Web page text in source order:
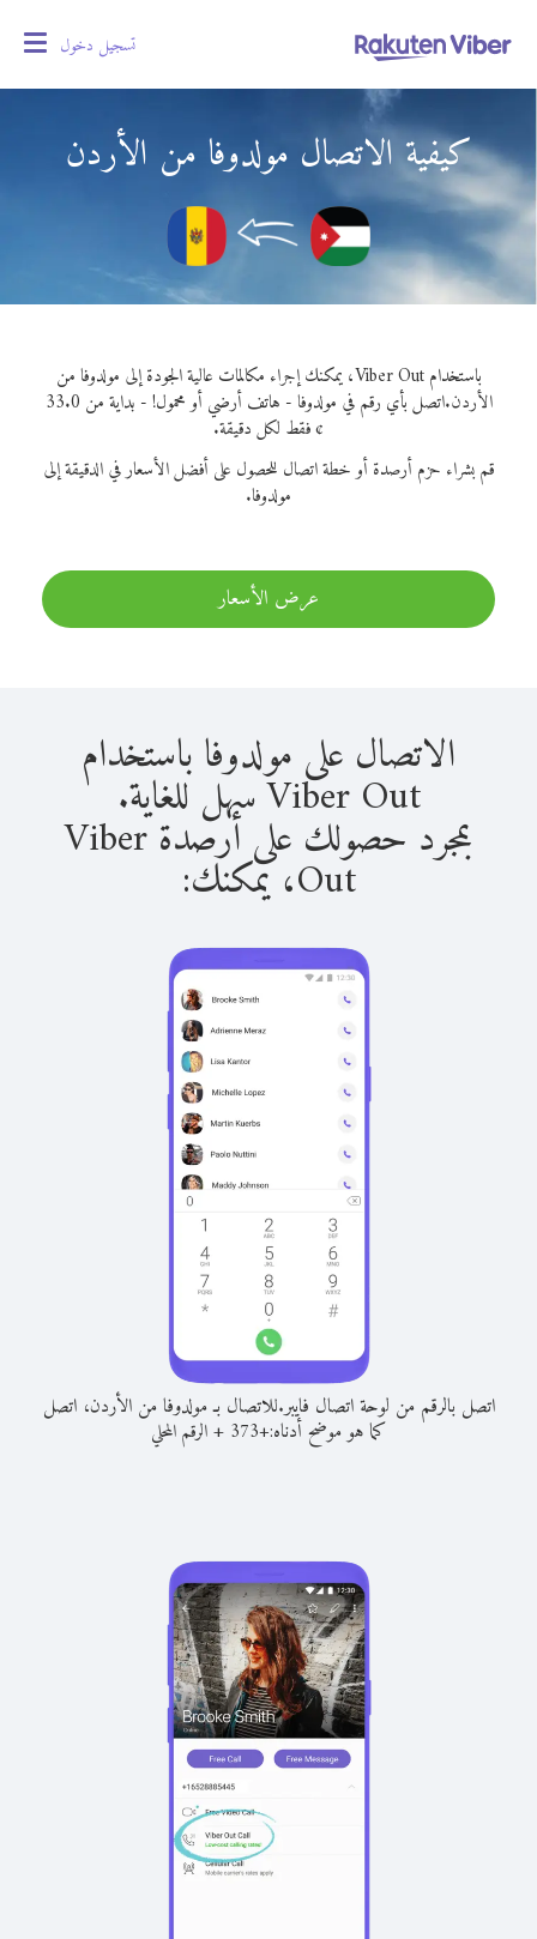
تسجيل دخول
كيفية الاتصال مولدوفا من الأردن
باستخدام Viber Out، يمكنك إجراء مكالمات عالية الجودة إلى مولدوفا من
الأردن.
اتصل بأي رقم في مولدوفا - هاتف أرضي أو محمول! - بداية من 33.0
¢ فقط لكل دقيقة.
قم بشراء حزم أرصدة أو خطة اتصال للحصول على أفضل الأسعار في الدقيقة إلى
مولدوفا.
عرض الأسعار
الاتصال على مولدوفا باستخدام
Viber Out سهل للغاية.
بمجرد حصولك على أرصدة Viber
Out، يمكنك:
اتصل بالرقم من لوحة اتصال فايبر.للاتصال بـ مولدوفا من الأردن، اتصل
كما هو موضح أدناه:+
373
+الرقم المحلي